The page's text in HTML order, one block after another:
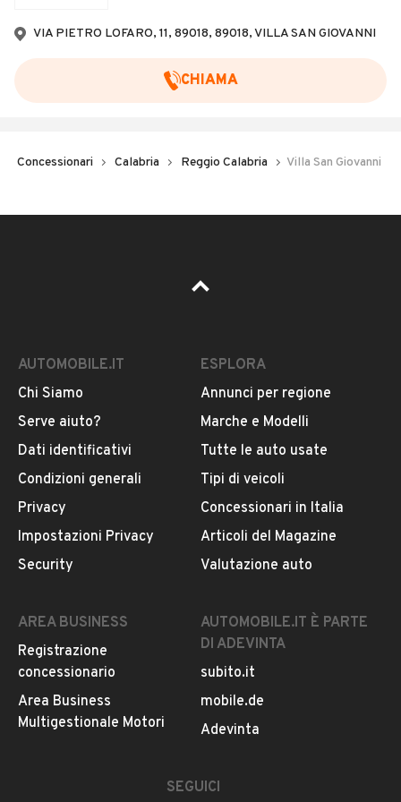
VIA PIETRO LOFARO, 11, 89018, 89018, VILLA SAN GIOVANNI
CHIAMA
Concessionari Calabria Reggio Calabria Villa San Giovanni
AUTOMOBILE.IT
Chi Siamo
Serve aiuto?
Dati identificativi
Condizioni generali
Privacy
Impostazioni Privacy
Security
ESPLORA
Annunci per regione
Marche e Modelli
Tutte le auto usate
Tipi di veicoli
Concessionari in Italia
Articoli del Magazine
Valutazione auto
AREA BUSINESS
Registrazione
concessionario
Area Business
Multigestionale Motori
AUTOMOBILE.IT È PARTE
DI ADEVINTA
subito.it
mobile.de
Adevinta
SEGUICI